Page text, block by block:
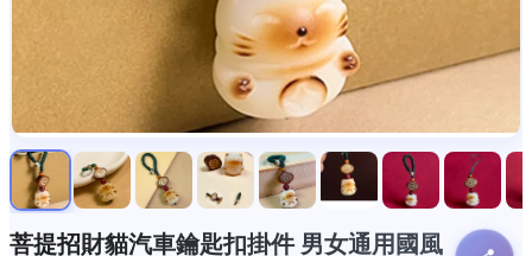
菩提招財貓汽車鑰匙扣掛件 男女通用國風